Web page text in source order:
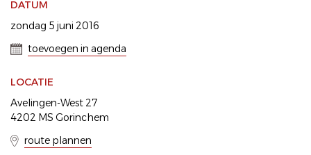
DATUM
zondag 5 juni 2016
toevoegen in agenda
LOCATIE
Avelingen-West 27
4202 MS Gorinchem
route plannen